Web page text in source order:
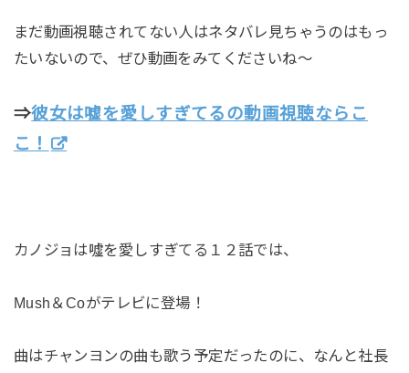
まだ動画視聴されてない人はネタバレ見ちゃうのはもっ
たいないので、ぜひ動画をみてくださいね～
⇒彼女は嘘を愛しすぎてるの動画視聴ならこ
こ！
カノジョは噓を愛しすぎてる１２話では、
Mush＆Coがテレビに登場！
曲はチャンヨンの曲も歌う予定だったのに、なんと社長